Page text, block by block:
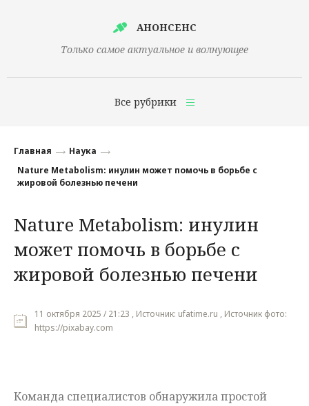
АНОНСЕНС
Только самое актуальное и волнующее
Все рубрики
Финансы
Наука
Культура
Общество
Мнения
Главная
Наука
Nature Metabolism: инулин может помочь в борьбе с
жировой болезнью печени
Nature Metabolism: инулин
может помочь в борьбе с
жировой болезнью печени
11 октября 2025 / 21:23 , Источник: ufatime.ru , Источник фото:
https://pixabay.com
Команда специалистов обнаружила простой